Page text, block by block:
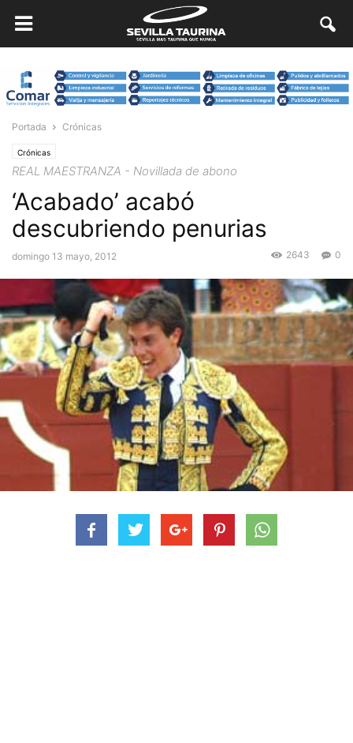
Portada Crónicas
Crónicas
REAL MAESTRANZA - Novillada de abono
‘Acabado’ acabó
descubriendo penurias
domingo 13 mayo, 2012 0
2643